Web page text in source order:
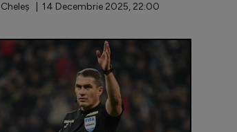
| 14 Decembrie 2025, 22:00
depășească recordul de selecții laRomânul